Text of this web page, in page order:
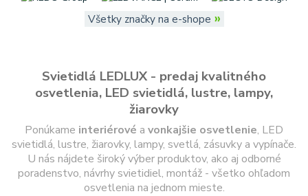
Všetky značky na e-shope »
Svietidlá LEDLUX - predaj kvalitného
osvetlenia, LED svietidlá, lustre, lampy,
žiarovky
Ponúkame interiérové a vonkajšie osvetlenie, LED
svietidlá, lustre, žiarovky, lampy, svetlá, zásuvky a vypínače.
U nás nájdete široký výber produktov, ako aj odborné
poradenstvo, návrhy svietidiel, montáž - všetko ohľadom
osvetlenia na jednom mieste.